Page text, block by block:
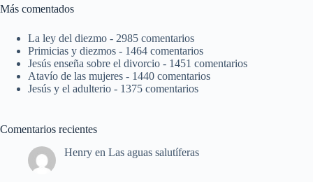
Más comentados
La ley del diezmo - 2985 comentarios
Primicias y diezmos - 1464 comentarios
Jesús enseña sobre el divorcio - 1451 comentarios
Atavío de las mujeres - 1440 comentarios
Jesús y el adulterio - 1375 comentarios
Comentarios recientes
Henry en Las aguas salutíferas